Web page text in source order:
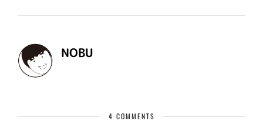
NOBU
4 COMMENTS